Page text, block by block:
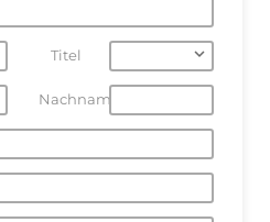
Titel
Nachname